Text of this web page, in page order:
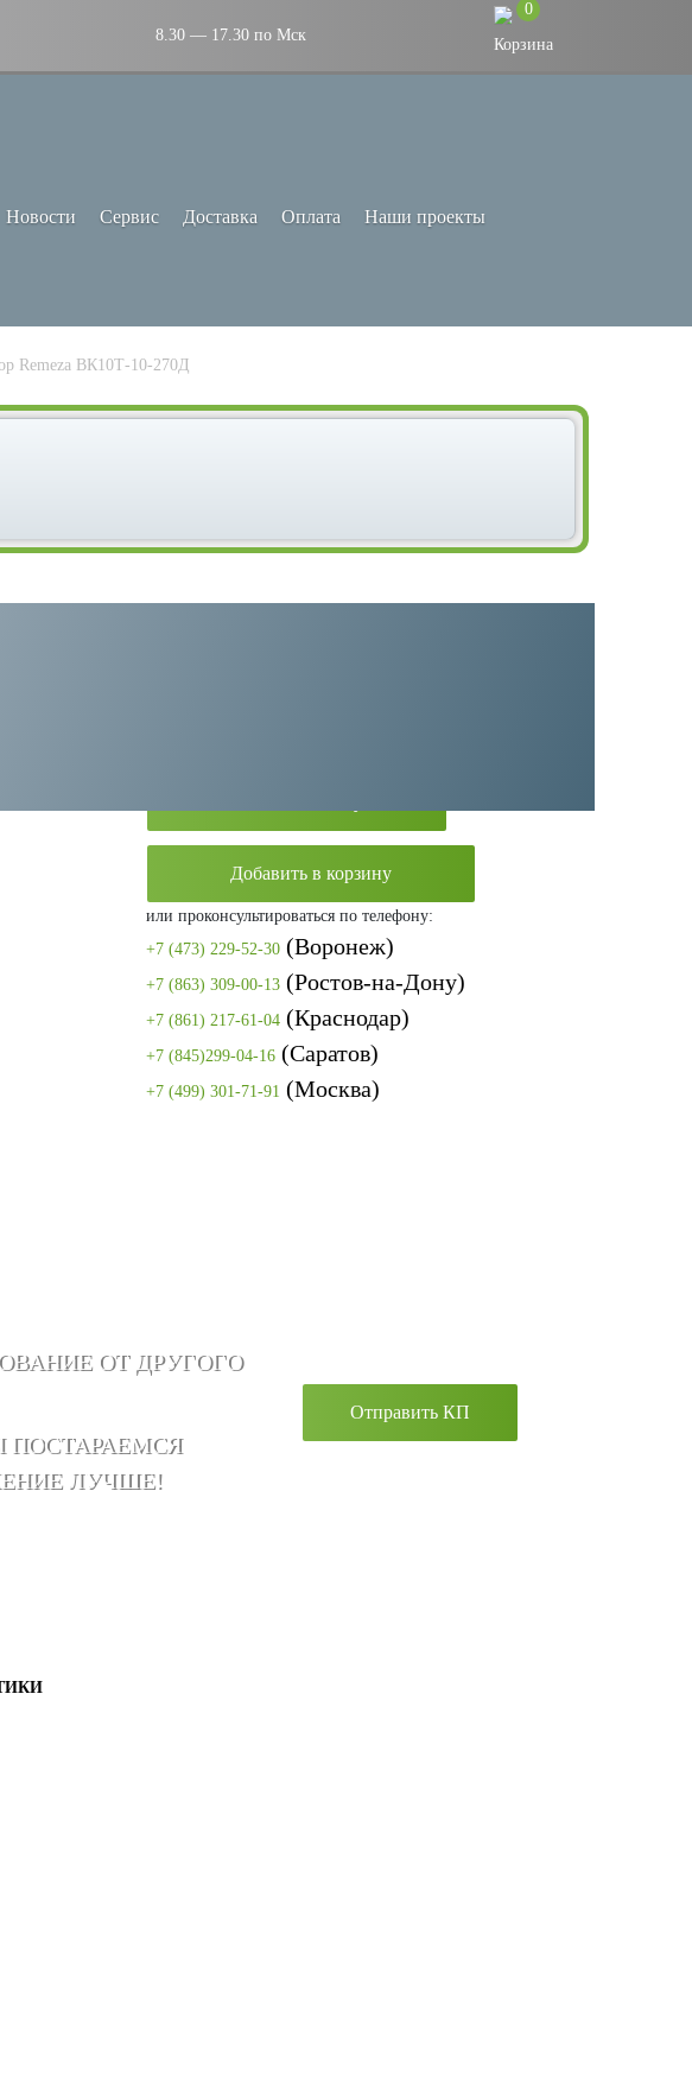
8.30 — 17.30 по Мск
0
Новости Сервис Доставка Оплата Наши проекты
Remeza ВК10Т-10-270Д
Добавить в корзину
или проконсультироваться по телефону:
+7 (473) 229-52-30(Воронеж)
+7 (863) 309-00-13(Ростов-на-Дону)
+7 (861) 217-61-04(Краснодар)
+7 (845)299-04-16(Саратов)
+7 (499) 301-71-91 (Москва)
ОТ ДРУГОГО
ЛУЧШЕ!
Отправить КП